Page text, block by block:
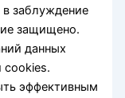
заблуждение
защищено.
данных
cookies.
эффективным